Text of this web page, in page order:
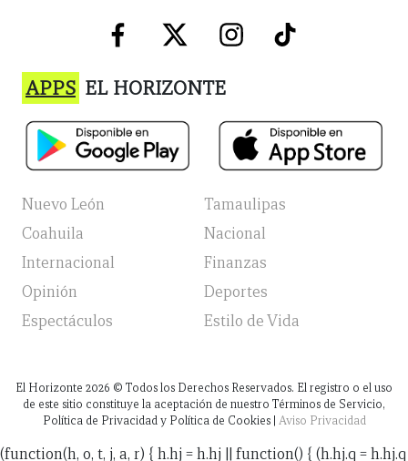
APPS EL HORIZONTE
Nuevo León
Tamaulipas
Coahuila
Nacional
Internacional
Finanzas
Opinión
Deportes
Espectáculos
Estilo de Vida
El Horizonte 2026 © Todos los Derechos Reservados. El registro o el uso
de este sitio constituye la aceptación de nuestro Términos de Servicio,
Política de Privacidad y Política de Cookies | Aviso Privacidad
(function(h, o, t, j, a, r) { h.hj = h.hj || function() { (h.hj.q = h.hj.q